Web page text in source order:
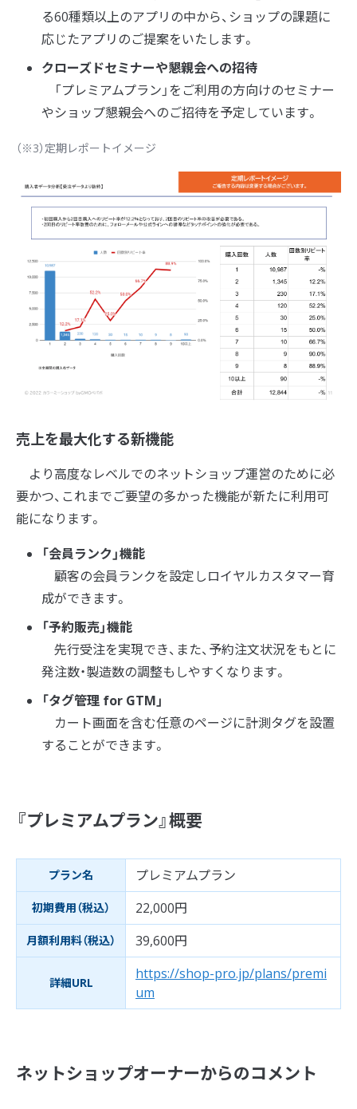
る60種類以上のアプリの中から、ショップの課題に
応じたアプリのご提案をいたします。
クローズドセミナーや懇親会への招待
「プレミアムプラン」をご利用の方向けのセミナー
やショップ懇親会へのご招待を予定しています。
（※3）定期レポートイメージ
売上を最大化する新機能
より高度なレベルでのネットショップ運営のために必
要かつ、これまでご要望の多かった機能が新たに利用可
能になります。
「会員ランク」機能
顧客の会員ランクを設定しロイヤルカスタマー育
成ができます。
「予約販売」機能
先行受注を実現でき、また、予約注文状況をもとに
発注数・製造数の調整もしやすくなります。
「タグ管理 for GTM」
カート画面を含む任意のページに計測タグを設置
することができます。
『プレミアムプラン』概要
プラン名 プレミアムプラン
初期費用（税込） 22,000円
月額利用料（税込） 39,600円
詳細URL
https://shop-pro.jp/plans/premi
um
ネットショップオーナーからのコメント